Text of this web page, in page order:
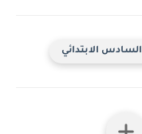
الابتدائي